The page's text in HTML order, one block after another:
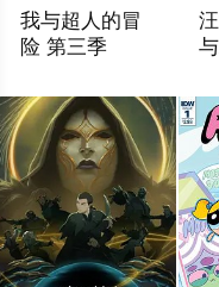
我与超人的冒
险 第三季